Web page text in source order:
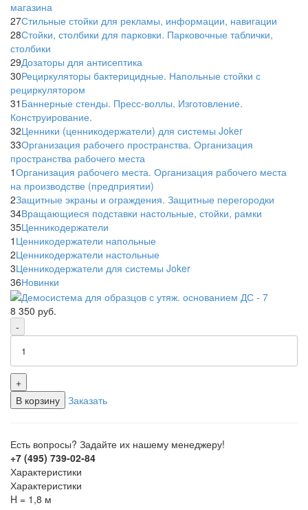
магазина
27Стильные стойки для рекламы, информации, навигации
28Стойки, столбики для парковки. Парковочные таблички,
столбики
29Дозаторы для антисептика
30Рециркуляторы бактерицидные. Напольные стойки с
рециркулятором
31 Баннерные стенды. Пресс-воллы. Изготовление.
Конструирование.
32Ценники (ценникодержатели) для системы Joker
33Организация рабочего пространства. Организация
пространства рабочего места
1Организация рабочего места. Организация рабочего места
на производстве (предприятии)
2Защитные экраны и ограждения. Защитные перегородки
34Вращающиеся подставки настольные, стойки, рамки
35Ценникодержатели
1 Ценникодержатели напольные
2Ценникодержатели настольные
3Ценникодержатели для системы Joker
36Новинки
8 350 руб.
-
+
В корзину Заказать
Есть вопросы? Задайте их нашему менеджеру!
+7 (495) 739-02-84
Характеристики
Характеристики
H = 1,8 м